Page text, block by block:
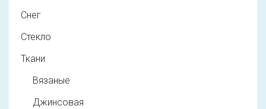
Снег
Стекло
Ткани
Вязаные
Джинсовая